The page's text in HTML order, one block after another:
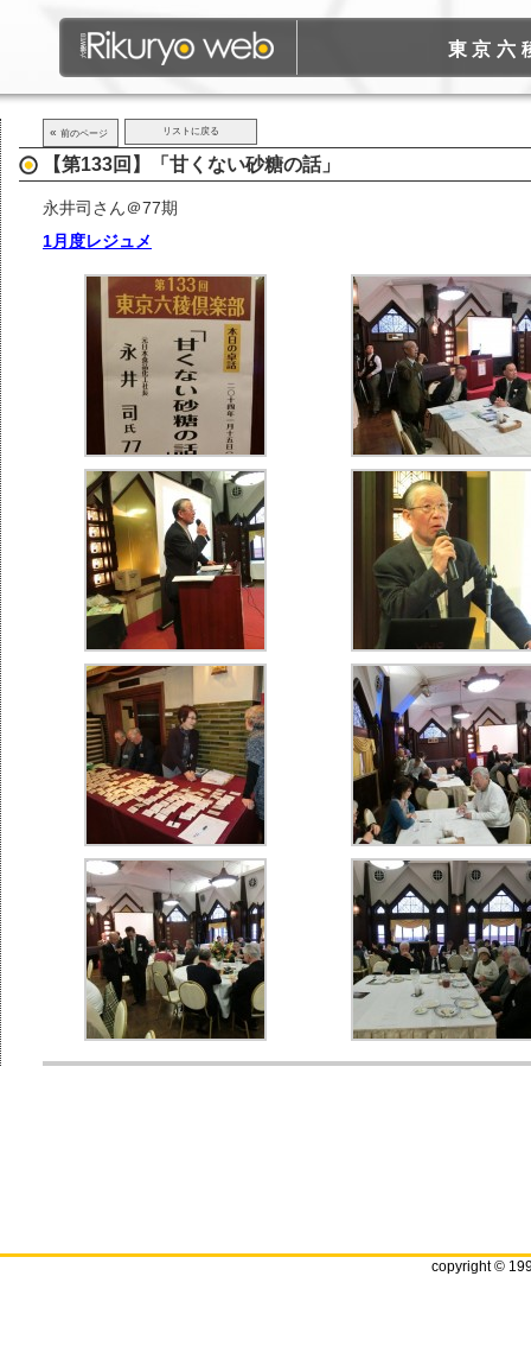
東京六
« 前のページ リストに戻る
【第133回】「甘くない砂糖の話」
永井司さん＠77期
1月度レジュメ
copyright ©